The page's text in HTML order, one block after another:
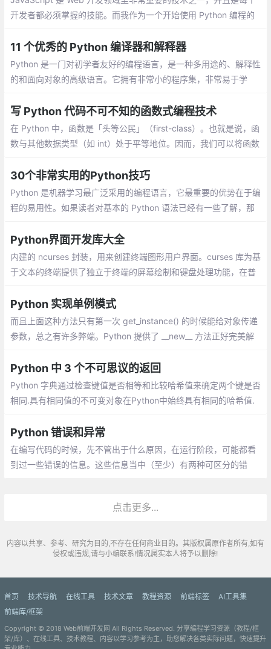
有知乎、豆瓣等等
开发者都必须掌握的技能。而我作为一个开始使用 Python 编程的
11 个优秀的 Python 编译器和解释器
Python 是一门对初学者友好的编程语言，是一种多用途的、解释性
的和面向对象的高级语言。它拥有非常小的程序集，非常易于学
种操作系统上使用
写 Python 代码不可不知的函数式编程技术
在 Python 中，函数是「头等公民」（first-class）。也就是说，函
数与其他数据类型（如 int）处于平等地位。因而，我们可以将函数
30个非常实用的Python技巧
Python 是机器学习最广泛采用的编程语言，它最重要的优势在于编
程的易用性。如果读者对基本的 Python 语法已经有一些了解，那
们都是平常非常实用的技巧
Python界面开发库大全
内建的 ncurses 封装，用来创建终端图形用户界面。curses 库为基
于文本的终端提供了独立于终端的屏幕绘制和键盘处理功能，在普
能做出交互式更优雅的终端也是非常nice的。
Python 实现单例模式
而且上面这种方法只有第一次 get_instance() 的时候能给对象传递
参数，总之有许多弊端。Python 提供了 __new__ 方法正好完美解
Python 中 3 个不可思议的返回
Python 字典通过检查键值是否相等和比较哈希值来确定两个键是否
相同.具有相同值的不可变对象在Python中始终具有相同的哈希值.
Python 错误和异常
在编写代码的时候，先不管出于什么原因，在运行阶段，可能都看
到过一些错误的信息。这些信息当中（至少）有两种可区分的错
点击更多...
内容以共享、参考、研究为目的,不存在任何商业目的。其版权属原作者所有,如有
侵权或违规,请与小编联系!情况属实本人将予以删除!
首页 技术导航 在线工具 技术文章 教程资源 前端标签
AI工具集
前端库/框架